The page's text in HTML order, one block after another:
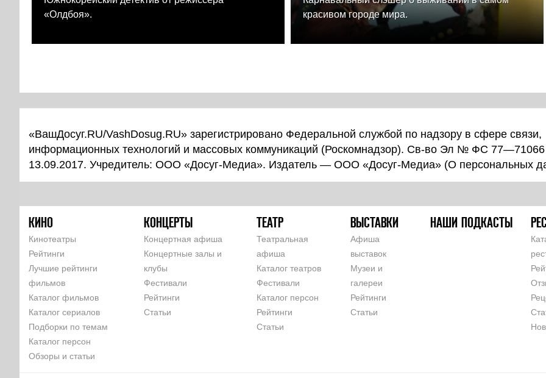
«Олдбоя».
красивом городе мира.
«ВашДосуг.RU/VashDosug.RU» зарегистрировано Федеральной службой по надзору в сфере связи,
информационных технологий и массовых коммуникаций (Роскомнадзор). Св-во Эл № ФС 77—71066
13.09.2017. Учредитель: ООО «Досуг-Медиа». Издатель — ООО «Досуг-Медиа» (О персональных
КИНО
Кинотеатры
Рейтинги
Лучшие рейтинги
фильмов
Каталог фильмов
Каталог сериалов
Подборки по темам
Каталог персон
Обзоры и статьи
КОНЦЕРТЫ
Концертная афиша
Концертные залы и
клубы
Фестивали
Рейтинги
Статьи
ТЕАТР
Театральная
афиша
Каталог театров
Фестивали
Каталог персон
Рейтинги
Статьи
ВЫСТАВКИ
Афиша
выставок
Музеи и
галереи
Рейтинги
Статьи
НАШИ ПОДКАСТЫ